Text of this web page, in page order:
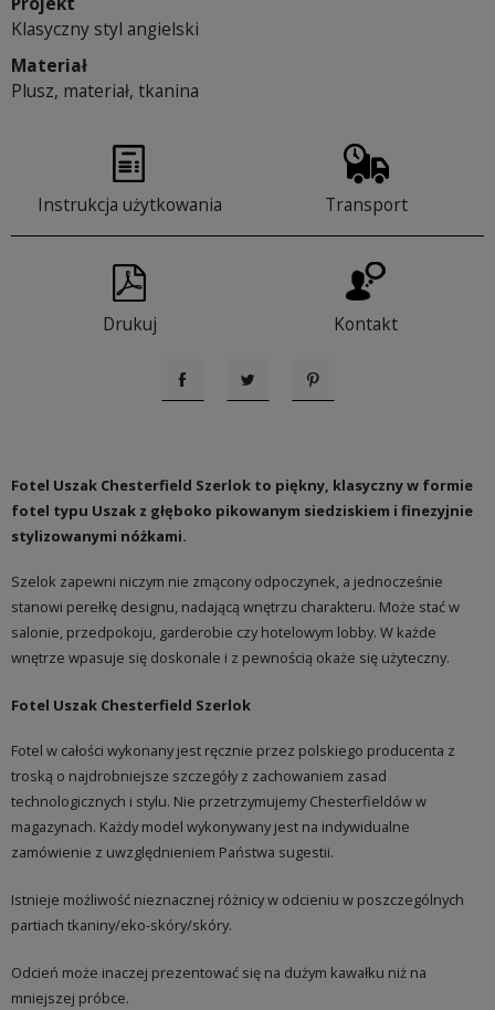
Klasyczny styl angielski
Materiał
Plusz, materiał, tkanina
Instrukcja użytkowania Transport
Drukuj Kontakt
UdostępnijTweetujPinterest
Fotel Uszak Chesterfield Szerlok to piękny, klasyczny w formie
fotel typu Uszak z głęboko pikowanym siedziskiem i finezyjnie
stylizowanymi nóżkami.
Szelok zapewni niczym nie zmącony odpoczynek, a jednocześnie
stanowi perełkę designu, nadającą wnętrzu charakteru. Może stać w
salonie, przedpokoju, garderobie czy hotelowym lobby. W każde
wnętrze wpasuje się doskonale i z pewnością okaże się użyteczny.
Fotel Uszak Chesterfield Szerlok
Fotel w całości wykonany jest ręcznie przez polskiego producenta z
troską o najdrobniejsze szczegóły z zachowaniem zasad
technologicznych i stylu. Nie przetrzymujemy Chesterfieldów w
magazynach. Każdy model wykonywany jest na indywidualne
zamówienie z uwzględnieniem Państwa sugestii.
Istnieje możliwość nieznacznej różnicy w odcieniu w poszczególnych
partiach tkaniny/eko-skóry/skóry.
Odcień może inaczej prezentować się na dużym kawałku niż na
mniejszej próbce.